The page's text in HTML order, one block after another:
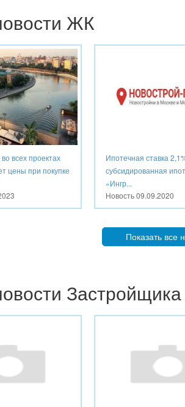
ЖК
всех проектах
цены при покупке
Ипотечная ставка
субсидированная
«Ингр...
Новость09.09.2020
Показать все
Застройщика